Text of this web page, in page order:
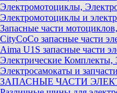
Электромотоциклы,
Электромотоциклы и
Запасные части
CityCoCo запасные части
Aima U1S запасные части
Электрические
Электросамокаты и
ЗАПАСНЫЕ ЧАСТИ